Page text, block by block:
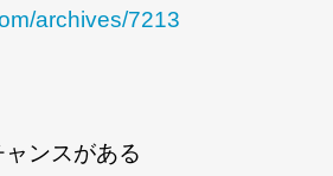
archives/7213
ンスがある